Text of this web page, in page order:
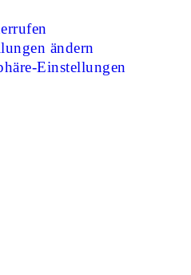
ändern
Einstellungen